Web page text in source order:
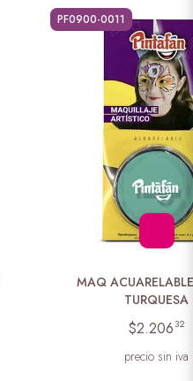
PF0900-0011
MAQ
TURQUESA
$2.206 32
precio sin iva